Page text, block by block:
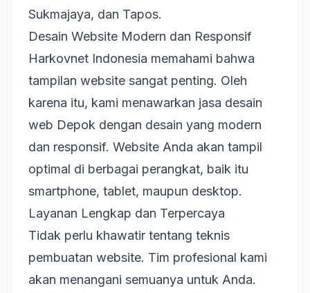
Sukmajaya, dan Tapos.
Desain Website Modern dan Responsif
Harkovnet Indonesia memahami bahwa
tampilan website sangat penting. Oleh
karena itu, kami menawarkan jasa desain
web Depok dengan desain yang modern
dan responsif. Website Anda akan tampil
optimal di berbagai perangkat, baik itu
smartphone, tablet, maupun desktop.
Layanan Lengkap dan Terpercaya
Tidak perlu khawatir tentang teknis
pembuatan website. Tim profesional kami
akan menangani semuanya untuk Anda.